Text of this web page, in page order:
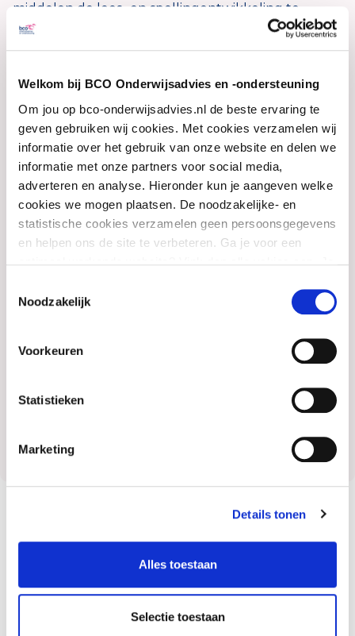
Welkom bij BCO Onderwijsadvies en -ondersteuning
Om jou op bco-onderwijsadvies.nl de beste ervaring te
geven gebruiken wij cookies. Met cookies verzamelen wij
informatie over het gebruik van onze website en delen we
informatie met onze partners voor social media,
adverteren en analyse. Hieronder kun je aangeven welke
cookies we mogen plaatsen. De noodzakelijke- en
statistische cookies verzamelen geen persoonsgegevens
en helpen ons de site te verbeteren. Ga je voor een
Noodzakelijk
Voorkeuren
Statistieken
Marketing
Details tonen
Alles toestaan
Selectie toestaan
middelen de lees- en spellingontwikkeling te
stimuleren en de leerlingen vertrouwen te
geven van dyslexiebehandelingen maak ik van
dichtbij mee dat kinderen vooruitgaan met
lezen en spelling en sterker in hun schoenen
komen te staan.
Na de studie Pedagogische Wetenschappen en
Onderwijskunde kon ik bij BCO gaan werken.
Tijdens mijn studie heb ik de specialisatie
plezier stage gelopen op een basisschool. Een
te doen en verder te gaan in het onderwijs en
De aandachtsgebieden van Margot